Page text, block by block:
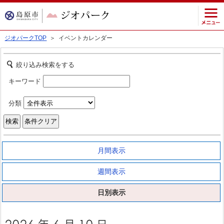
ジオパークTOP ＞ イベントカレンダー
絞り込み検索をする
キーワード
分類
月間表示
週間表示
日別表示